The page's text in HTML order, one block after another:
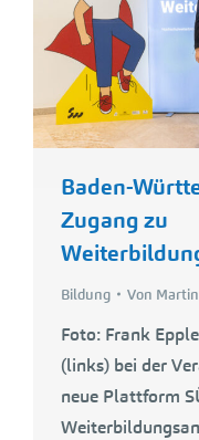
Baden-
Zugang zu
Bildung Von
Foto: Frank
(links) bei der
neue Plattform